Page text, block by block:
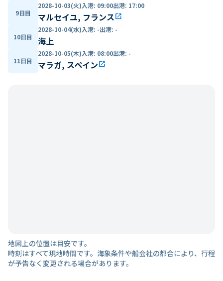
9日目
2028-10-03(火)入港: 09:00出港: 17:00
マルセイユ, フランスopen_in_new
10日目
2028-10-04(水)入港: -出港: -
海上
11日目
2028-10-05(木)入港: 08:00出港: -
マラガ, スペインopen_in_new
地図上の位置は目安です。
時刻はすべて現地時間です。海象条件や船会社の都合により、行程
が予告なく変更される場合があります。